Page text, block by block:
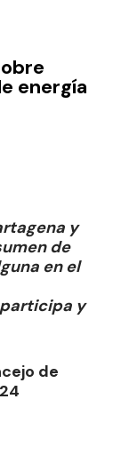
energía
y
de
en el
y
de